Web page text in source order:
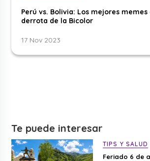
Perú vs. Bolivia: Los mejores
derrota de la Bicolor
17 Nov 2023
Te puede interesar
TIPS Y SALUD
Feriado 6 de